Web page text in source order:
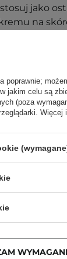
jako
na
Zajrzyj do
w
poprawnie;
jakim celu są
(poza
Więcej